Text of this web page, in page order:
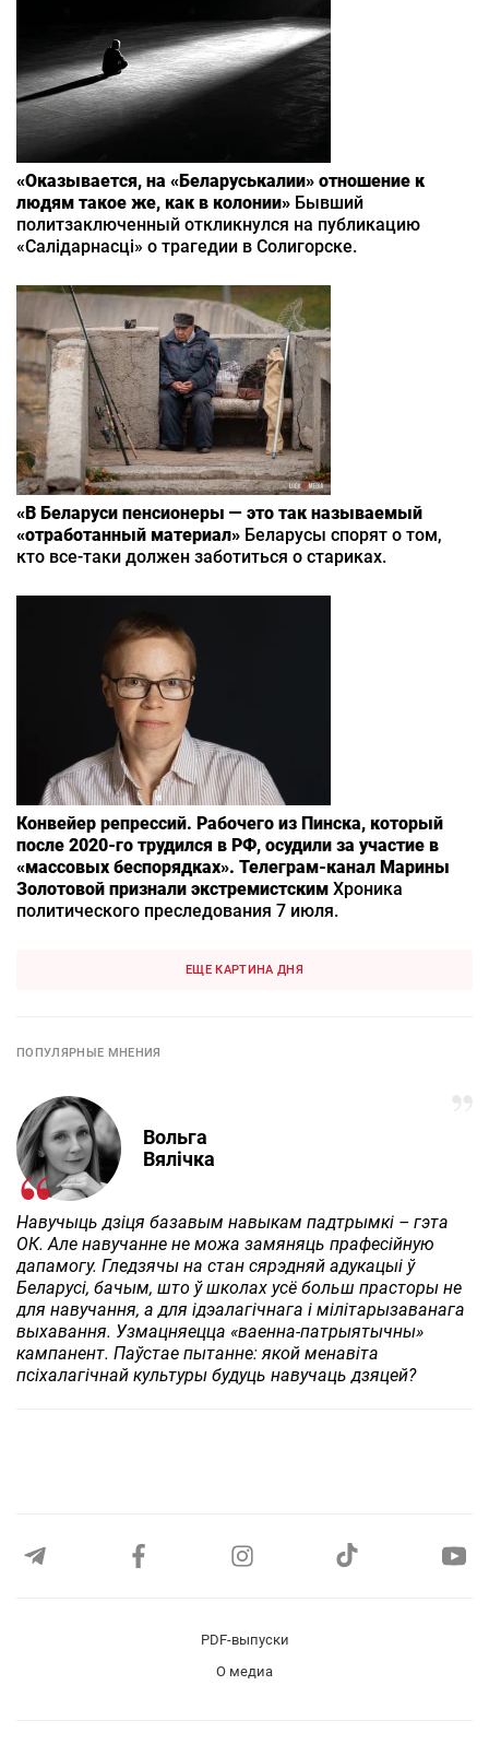
«Оказывается, на «Беларуськалии» отношение к
людям такое же, как в колонии» Бывший
политзаключенный откликнулся на публикацию
«Салідарнасці» о трагедии в Солигорске.
«В Беларуси пенсионеры — это так называемый
«отработанный материал» Беларусы спорят о том,
кто все-таки должен заботиться о стариках.
Конвейер репрессий. Рабочего из Пинска, который
после 2020-го трудился в РФ, осудили за участие в
«массовых беспорядках». Телеграм-канал Марины
Золотовой признали экстремистским Хроника
политического преследования 7 июля.
ЕЩЕ КАРТИНА ДНЯ
ПОПУЛЯРНЫЕ МНЕНИЯ
Вольга
Вялічка
Навучыць дзіця базавым навыкам падтрымкі – гэта
ОК. Але навучанне не можа замяняць прафесійную
дапамогу. Гледзячы на стан сярэдняй адукацыі ў
Беларусі, бачым, што ў школах усё больш прасторы не
для навучання, а для ідэалагічнага і мілітарызаванага
выхавання. Узмацняецца «ваенна-патрыятычны»
кампанент. Паўстае пытанне: якой менавіта
псіхалагічнай культуры будуць навучаць дзяцей?
PDF-выпуски
О медиа